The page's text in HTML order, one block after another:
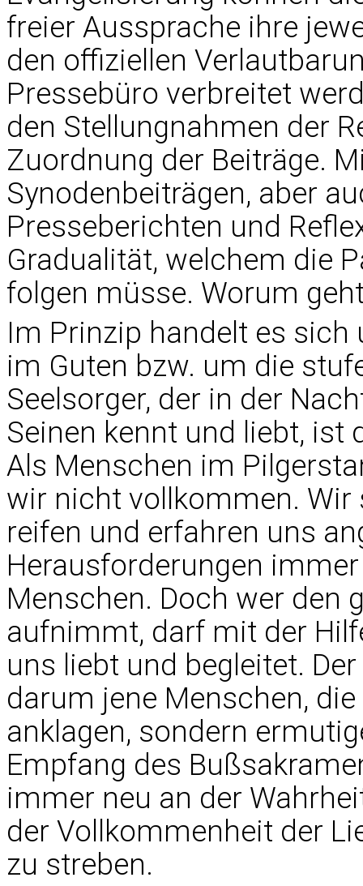
freier Aussprache ihre
den offiziellen
Pressebüro verbreitet
den Stellungnahmen der
Zuordnung der Beiträge.
Synodenbeiträgen, aber
Presseberichten und
Gradualität, welchem die
folgen müsse. Worum
Im Prinzip handelt es
im Guten bzw. um die
Seelsorger, der in der
Seinen kennt und liebt, ist
Als Menschen im
wir nicht vollkommen. Wir
reifen und erfahren uns
Herausforderungen
Menschen. Doch wer den
aufnimmt, darf mit der
uns liebt und begleitet.
darum jene Menschen,
anklagen, sondern
Empfang des
immer neu an der
der Vollkommenheit der
zu streben.